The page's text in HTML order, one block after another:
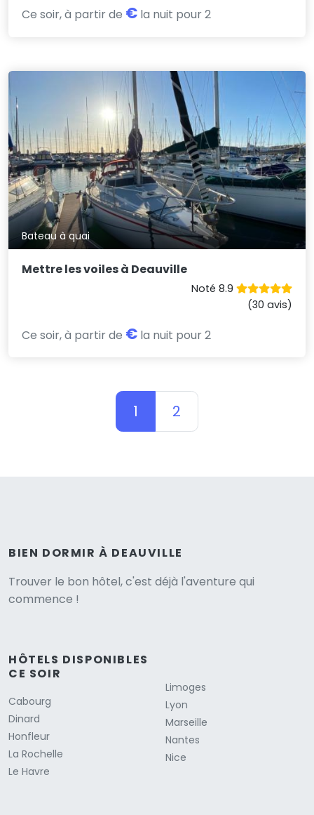
Ce soir, à partir de € la nuit pour 2
Bateau à quai
Mettre les voiles à Deauville
Noté 8.9
(30 avis)
Ce soir, à partir de € la nuit pour 2
1 2
BIEN DORMIR À DEAUVILLE
Trouver le bon hôtel, c'est déjà l'aventure qui
commence !
HÔTELS DISPONIBLES
CE SOIR
Cabourg
Dinard
Honfleur
La Rochelle
Le Havre
Limoges
Lyon
Marseille
Nantes
Nice